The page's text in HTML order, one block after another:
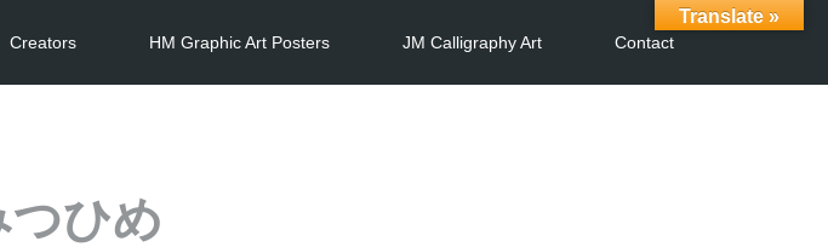
Creators HM Graphic Art Posters JM Calligraphy Art Contact
つひめ
Translate »